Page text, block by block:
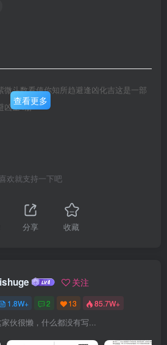
微斗数看使你知所趋避逢凶化吉这是一部
凶全4册
查看更多
喜欢就支持一下吧
分享 收藏
关注
1.8W+ 2 13 85.7W+
家伙很懒，什么都没有写...